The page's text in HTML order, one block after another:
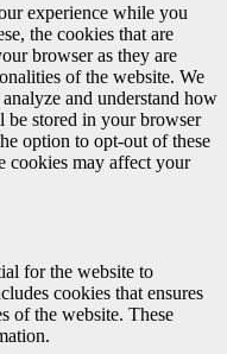
experience while you
the cookies that are
browser as they are
of the website. We
and understand how
be stored in your browser
option to opt-out of these
cookies may affect your
for the website to
cookies that ensures
of the website. These